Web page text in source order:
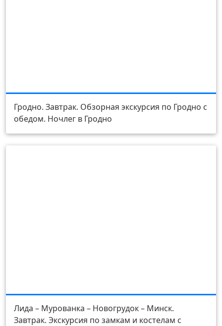
Гродно. Завтрак. Обзорная экскурсия по Гродно с
обедом. Ночлег в Гродно
Лида – Мурованка – Новогрудок – Минск.
Завтрак. Экскурсия по замкам и костелам с